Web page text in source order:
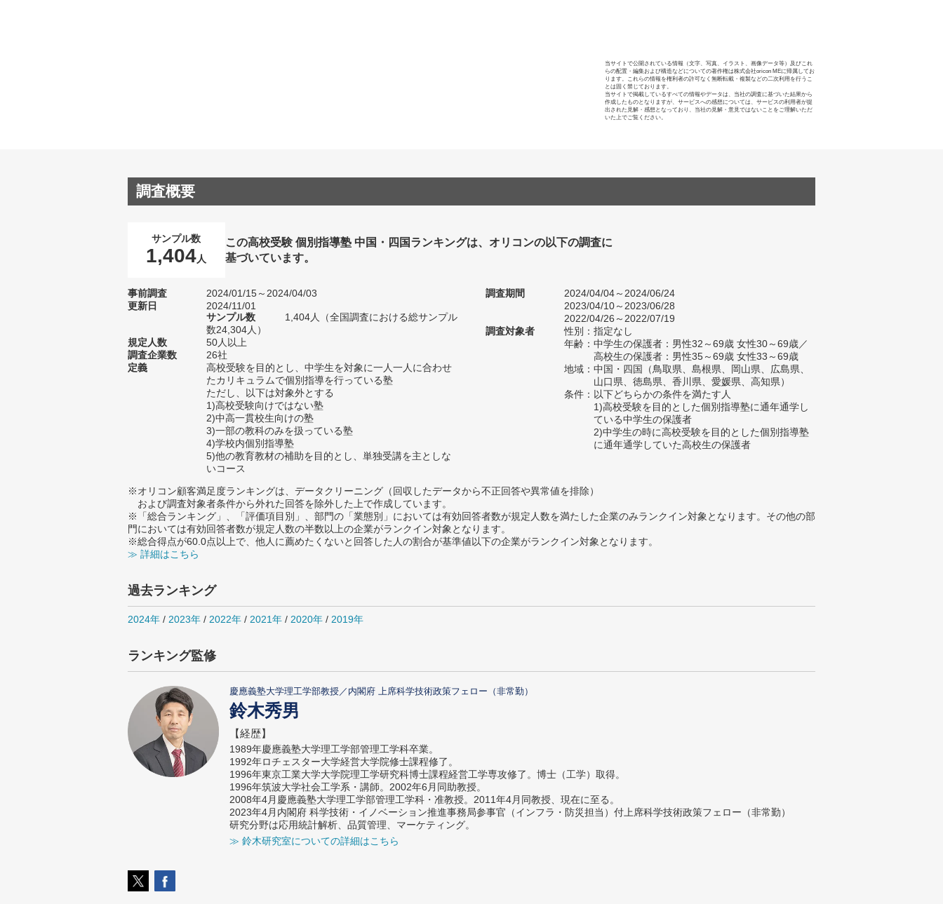
当サイトで公開されている情報（文字、写真、イラスト、画像データ等）及びこれ
らの配置・編集および構造などについての著作権は株式会社oricon MEに帰属してお
ります。これらの情報を権利者の許可なく無断転載・複製などの二次利用を行うこ
とは固く禁じております。
当サイトで掲載しているすべての情報やデータは、当社の調査に基づいた結果から
作成したものとなりますが、サービスへの感想については、サービスの利用者が提
出された見解・感想となっており、当社の見解・意見ではないことをご理解いただ
いた上でご覧ください。
調査概要
サンプル数
1,404人
この高校受験 個別指導塾 中国・四国ランキングは、オリコンの以下の調査に
基づいています。
事前調査
2024/01/15～2024/04/03
更新日
2024/11/01
サンプル数
1,404人（全国調査における総サンプル
数24,304人）
規定人数
50人以上
調査企業数
26社
定義
高校受験を目的とし、中学生を対象に一人一人に合わせ
たカリキュラムで個別指導を行っている塾
ただし、以下は対象外とする
1)高校受験向けではない塾
2)中高一貫校生向けの塾
3)一部の教科のみを扱っている塾
4)学校内個別指導塾
5)他の教育教材の補助を目的とし、単独受講を主としな
いコース
調査期間
2024/04/04～2024/06/24
2023/04/10～2023/06/28
2022/04/26～2022/07/19
調査対象者
性別：指定なし
年齢：中学生の保護者：男性32～69歳 女性30～69歳／
高校生の保護者：男性35～69歳 女性33～69歳
地域：中国・四国（鳥取県、島根県、岡山県、広島県、
山口県、徳島県、香川県、愛媛県、高知県）
条件：以下どちらかの条件を満たす人
1)高校受験を目的とした個別指導塾に通年通学し
ている中学生の保護者
2)中学生の時に高校受験を目的とした個別指導塾
に通年通学していた高校生の保護者
※オリコン顧客満足度ランキングは、データクリーニング（回収したデータから不正回答や異常値を排除）
および調査対象者条件から外れた回答を除外した上で作成しています。
※「総合ランキング」、「評価項目別」、部門の「業態別」においては有効回答者数が規定人数を満たした企業のみランクイン対象となります。その他の部
門においては有効回答者数が規定人数の半数以上の企業がランクイン対象となります。
※総合得点が60.0点以上で、他人に薦めたくないと回答した人の割合が基準値以下の企業がランクイン対象となります。
≫ 詳細はこちら
過去ランキング
2024年 / 2023年 / 2022年 / 2021年 / 2020年 / 2019年
ランキング監修
慶應義塾大学理工学部教授／内閣府 上席科学技術政策フェロー（非常勤）
鈴木秀男
【経歴】
1989年慶應義塾大学理工学部管理工学科卒業。
1992年ロチェスター大学経営大学院修士課程修了。
1996年東京工業大学大学院理工学研究科博士課程経営工学専攻修了。博士（工学）取得。
1996年筑波大学社会工学系・講師。2002年6月同助教授。
2008年4月慶應義塾大学理工学部管理工学科・准教授。2011年4月同教授、現在に至る。
2023年4月内閣府 科学技術・イノベーション推進事務局参事官（インフラ・防災担当）付上席科学技術政策フェロー（非常勤）
研究分野は応用統計解析、品質管理、マーケティング。
≫ 鈴木研究室についての詳細はこちら